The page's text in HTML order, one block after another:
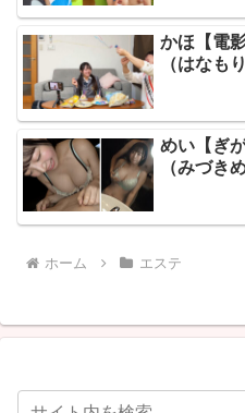
かほ【電
（はなも
めい【ぎ
（みづき
ホーム エステ